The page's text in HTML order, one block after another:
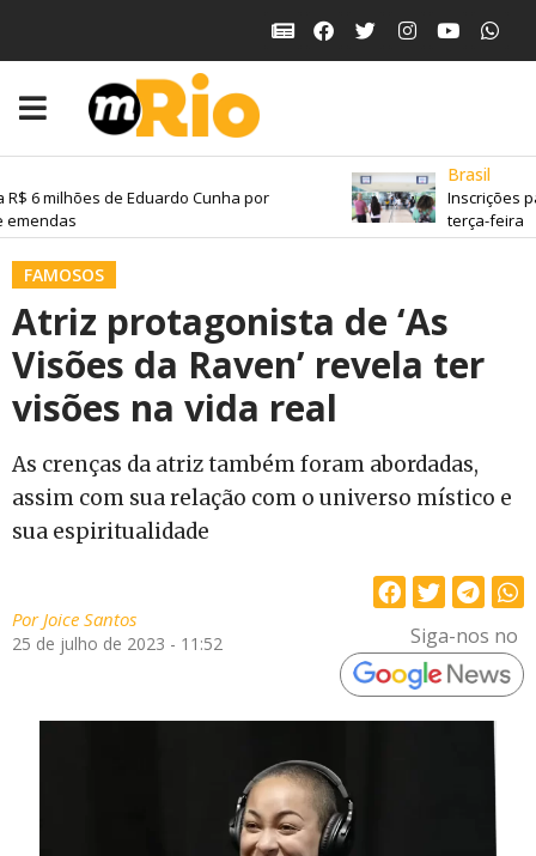
6 milhões de Eduardo Cunha por
Brasil
Inscrições
terça-feira
FAMOSOS
Atriz protagonista de ‘As
Visões da Raven’ revela ter
visões na vida real
As crenças da atriz também foram abordadas,
assim com sua relação com o universo místico e
sua espiritualidade
PorJoice Santos
25 de julho de 2023 - 11:52 Siga-nos no